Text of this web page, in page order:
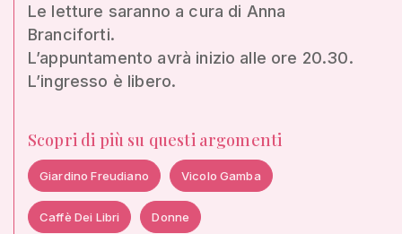
Le letture saranno a cura di Anna
Branciforti.
L’appuntamento avrà inizio alle ore 20.30.
L’ingresso è libero.
Scopri di più su questi argomenti
Giardino Freudiano Vicolo Gamba
Caffè Dei Libri Donne